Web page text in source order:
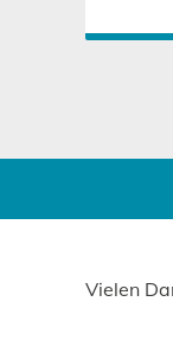
Vielen